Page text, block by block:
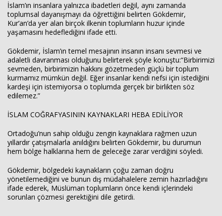
İslam’ın insanlara yalnızca ibadetleri değil, aynı zamanda
toplumsal dayanışmayı da öğrettiğini belirten Gökdemir,
Kur’an’da yer alan birçok ilkenin toplumların huzur içinde
yaşamasını hedeflediğini ifade etti.
Gökdemir, İslam’ın temel mesajının insanın insanı sevmesi ve
adaletli davranması olduğunu belirterek şöyle konuştu:“Birbirimizi
sevmeden, birbirimizin hakkını gözetmeden güçlü bir toplum
kurmamız mümkün değil. Eğer insanlar kendi nefsi için istediğini
kardeşi için istemiyorsa o toplumda gerçek bir birlikten söz
edilemez.”
İSLAM COĞRAFYASININ KAYNAKLARI HEBA EDİLİYOR
Ortadoğu’nun sahip olduğu zengin kaynaklara rağmen uzun
yıllardır çatışmalarla anıldığını belirten Gökdemir, bu durumun
hem bölge halklarına hem de geleceğe zarar verdiğini söyledi.
Gökdemir, bölgedeki kaynakların çoğu zaman doğru
yönetilemediğini ve bunun dış müdahalelere zemin hazırladığını
ifade ederek, Müslüman toplumların önce kendi içlerindeki
sorunları çözmesi gerektiğini dile getirdi.